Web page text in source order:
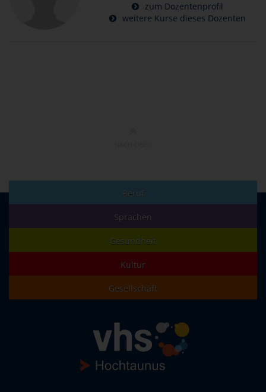
zum Dozentenprofil
weitere Kurse dieses Dozenten
Beruf
Sprachen
Gesundheit
Kultur
Gesellschaft